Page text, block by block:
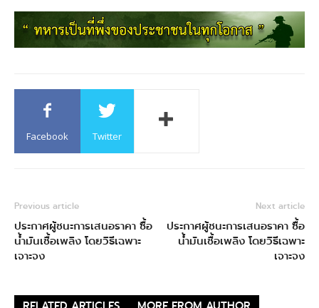
Facebook Twitter
Previous article
ประกาศผู้ชนะการเสนอราคา ซื้อ
น้ำมันเชื้อเพลิง โดยวิธีเฉพาะ
เจาะจง
Next article
ประกาศผู้ชนะการเสนอราคา ซื้อ
น้ำมันเชื้อเพลิง โดยวิธีเฉพาะ
เจาะจง